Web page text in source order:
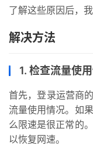
了解这些原因后，
解决方法
1. 检查流量使
首先，登录运营商
流量使用情况。如
么限速是很正常的
以恢复网速。